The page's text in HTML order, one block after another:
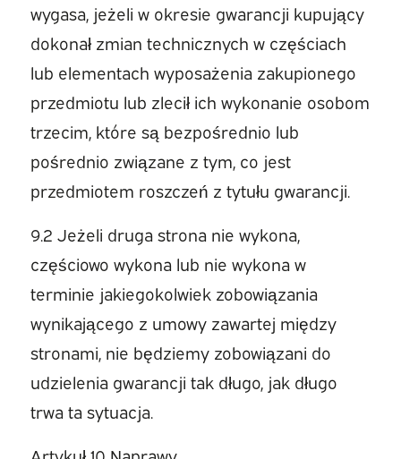
wygasa, jeżeli w okresie gwarancji kupujący
dokonał zmian technicznych w częściach
lub elementach wyposażenia zakupionego
przedmiotu lub zlecił ich wykonanie osobom
trzecim, które są bezpośrednio lub
pośrednio związane z tym, co jest
przedmiotem roszczeń z tytułu gwarancji.
9.2 Jeżeli druga strona nie wykona,
częściowo wykona lub nie wykona w
terminie jakiegokolwiek zobowiązania
wynikającego z umowy zawartej między
stronami, nie będziemy zobowiązani do
udzielenia gwarancji tak długo, jak długo
trwa ta sytuacja.